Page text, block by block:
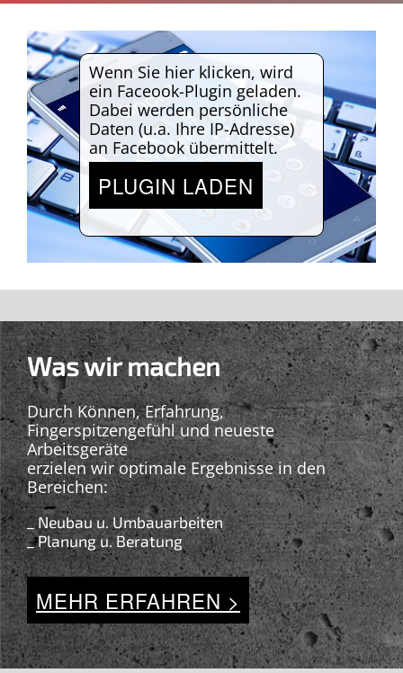
Wenn Sie hier klicken, wird
ein Faceook-Plugin geladen.
Dabei werden persönliche
Daten (u.a. Ihre IP-Adresse)
an Facebook übermittelt.
PLUGIN LADEN
Was wir machen
Durch Können, Erfahrung,
Fingerspitzengefühl und neueste
Arbeitsgeräte
erzielen wir optimale Ergebnisse in den
Bereichen:
_ Neubau u. Umbauarbeiten
_ Planung u. Beratung
MEHR ERFAHREN >